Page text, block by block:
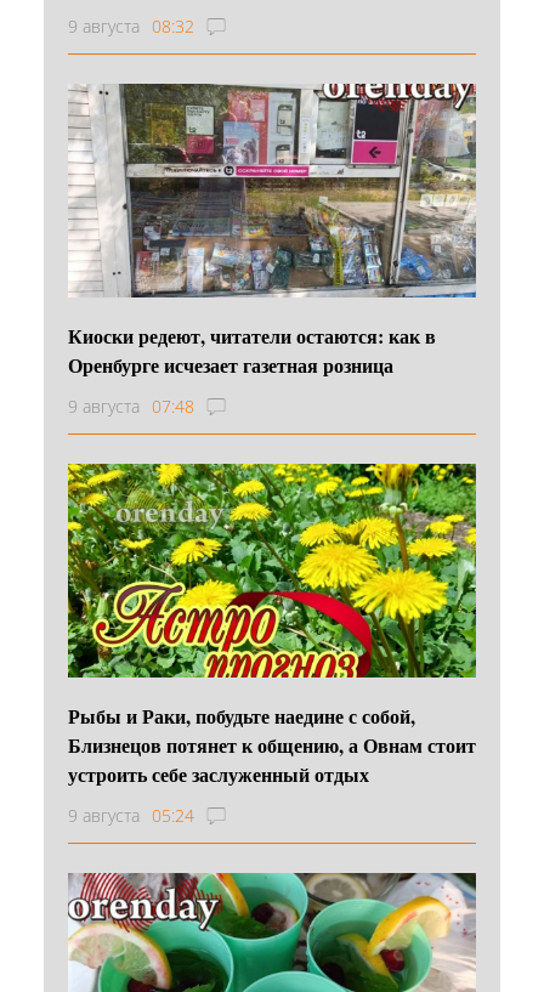
9 августа 08:32
Киоски редеют, читатели остаются: как в
Оренбурге исчезает газетная розница
9 августа 07:48
Рыбы и Раки, побудьте наедине с собой,
Близнецов потянет к общению, а Овнам стоит
устроить себе заслуженный отдых
9 августа 05:24